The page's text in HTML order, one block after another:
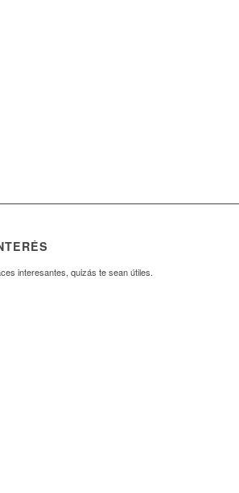
interesantes, quizás te sean útiles.